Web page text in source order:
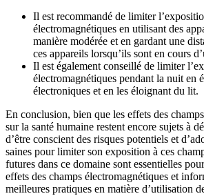
Il est recommandé de limiter
électromagnétiques en utilisant des
manière modérée et en gardant une
ces appareils lorsqu’ils sont en cours
Il est également conseillé de limiter
électromagnétiques pendant la nuit en
électroniques et en les éloignant du lit.
En conclusion, bien que les effets des
sur la santé humaine restent encore sujets à
d’être conscient des risques potentiels et
saines pour limiter son exposition à ces
futures dans ce domaine sont essentielles
effets des champs électromagnétiques et
meilleures pratiques en matière d’utilisation